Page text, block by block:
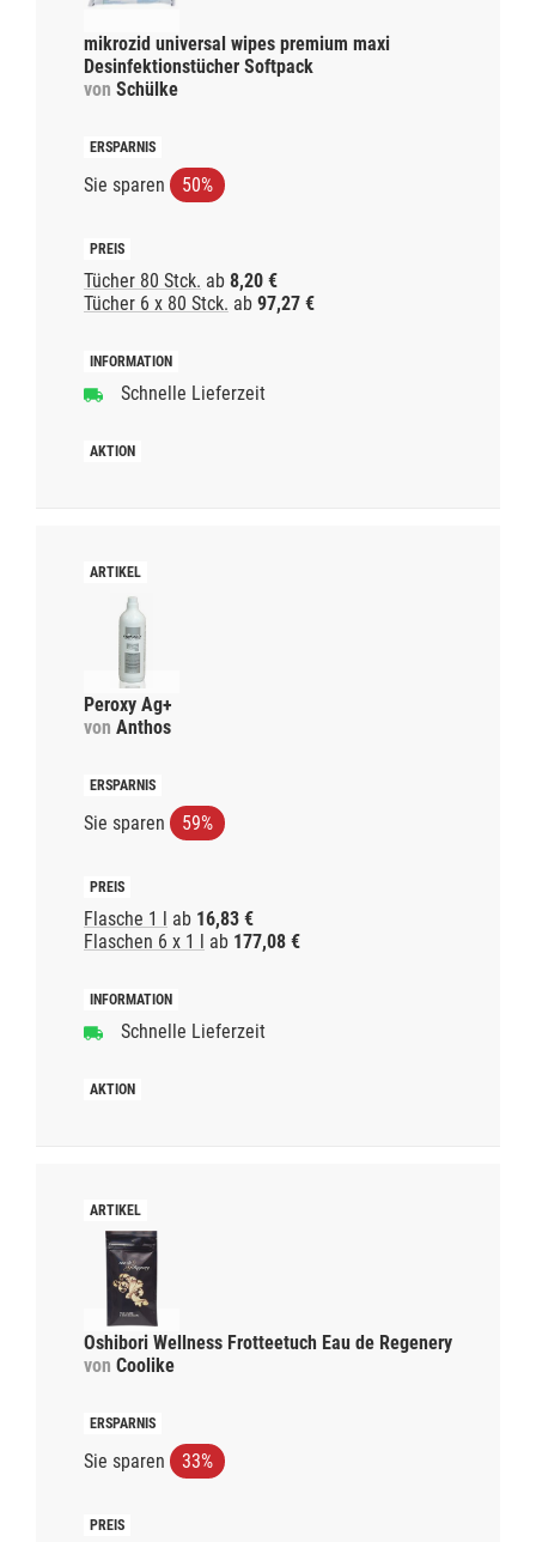
mikrozid universal wipes premium maxi
Desinfektionstücher Softpack
von Schülke
Sie sparen 50%
Tücher 80 Stck. ab 8,20 €
Tücher 6 x 80 Stck. ab 97,27 €
Schnelle Lieferzeit
Peroxy Ag+
von Anthos
Sie sparen 59%
Flasche 1 l ab 16,83 €
Flaschen 6 x 1 l ab 177,08 €
Schnelle Lieferzeit
Oshibori Wellness Frotteetuch Eau de Regenery
von Coolike
Sie sparen 33%